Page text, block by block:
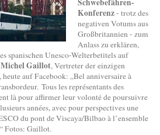
Schwebefähren-
Konferenz- trotz des
negativen Votums aus
Großbritannien - zum
Anlass zu erklären,
spanischen Unesco-Welterbetitels auf
Michel Gaillot, Vertreter der einzigen
auf Facebook: „Bel anniversaire à
Tous les représentants des
là pour affirmer leur volonté de poursuivre
années, avec pour perspectives une
du pont de Viscaya/Bilbao à l’ensemble
Fotos: Gaillot.